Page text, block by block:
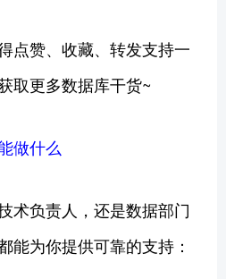
点赞、收藏、转发支持一
取更多数据库干货~
做什么
术负责人，还是数据部门
能为你提供可靠的支持：